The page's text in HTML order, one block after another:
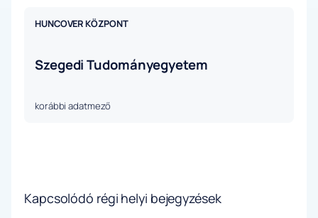
HUNCOVER KÖZPONT
Szegedi Tudományegyetem
korábbi adatmező
Kapcsolódó régi helyi bejegyzések